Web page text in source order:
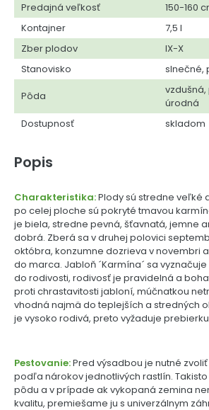
Predajná veľkosť
150-160
Kontajner
7,5 l
Zber plodov
IX-X
Stanovisko
slnečné,
Pôda
úrodná
Dostupnosť
skladom
Popis
Charakteristika:Plody sú stredne veľké
po celej ploche sú pokryté tmavou
je biela, stredne pevná, šťavnatá, jemne
dobrá. Zberá sa v druhej polovici
októbra, konzumne dozrieva v novembri
do marca. Jabloň ´Karmína´ sa
do rodivosti, rodivosť je pravidelná a
proti chrastavitosti jabloní, múčnatkou
vhodná najmä do teplejších a stredných
je vysoko rodivá, preto vyžaduje
Pestovanie:Pred výsadbou je nutné
podľa nárokov jednotlivých rastlín.
pôdu a v prípade ak vykopaná zemina
kvalitu, premiešame ju s univerzálnym